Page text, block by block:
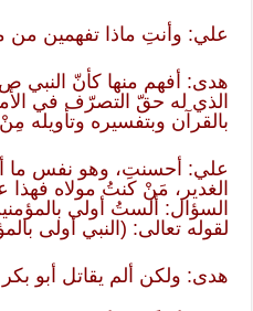
علي: وأنتِ ماذا تفهمين من
هدى: أفهم منها كأنّ النبي ص
الذي له حقّ التصرّف في
بالقرآن وبتفسيره وتأويله
علي: أحسنتِ، وهو نفس
الغدير، مَنْ كنتُ مولاه فهذا
السؤال: ألستُ أولى
لقوله تعالى: (النبي أولى
هدى: ولكن ألم يقاتل أبو